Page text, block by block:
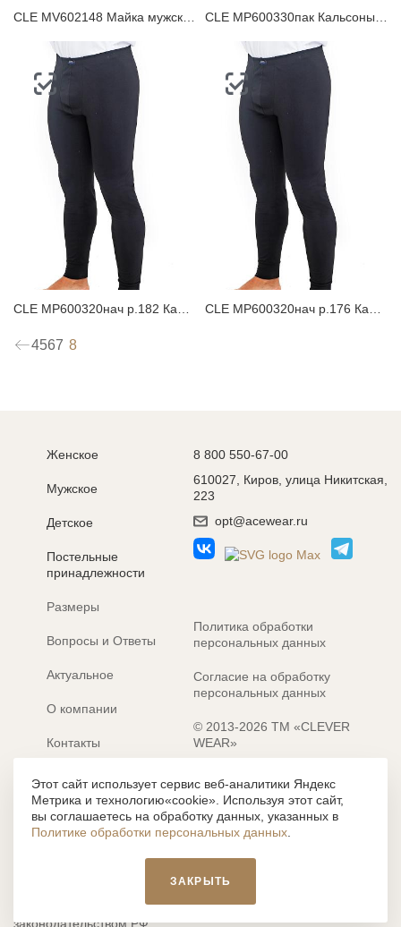
4567 8
Женское
Мужское
Детское
Постельные
принадлежности
Размеры
Вопросы и Ответы
Актуальное
О компании
Контакты
Электронные каталоги
8 800 550-67-00
610027, Киров, улица Никитская,
223
opt@acewear.ru
Политика обработки
персональных данных
Согласие на обработку
персональных данных
© 2013-2026 ТМ «CLEVER
WEAR»
Разработка сайта: MACHAON
Все содержание, представленное или отраженное на сайте
https://clever-style.ru, включая, но не ограничиваясь, текстом,
графикой, фотографиями, иллюстрациями и т.д., являются
объектами авторского права, использование которых, без
письменного разрешения администрации и без активной
влечет наложение ответственности с действующим
законодательством РФ.
Этот сайт использует сервис веб-аналитики Яндекс
Метрика и технологию«cookie». Используя этот сайт,
вы соглашаетесь на обработку данных, указанных в
Политике обработки персональных данных
ЗАКРЫТЬ